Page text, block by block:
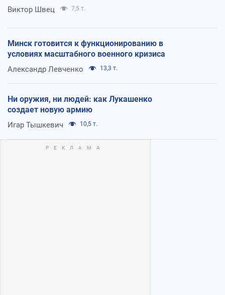
Виктор Швец 7,5 т.
Минск готовится к функционированию в
условиях масштабного военного кризиса
Александр Левченко 13,3 т.
Ни оружия, ни людей: как Лукашенко
создает новую армию
Игар Тышкевич 10,5 т.